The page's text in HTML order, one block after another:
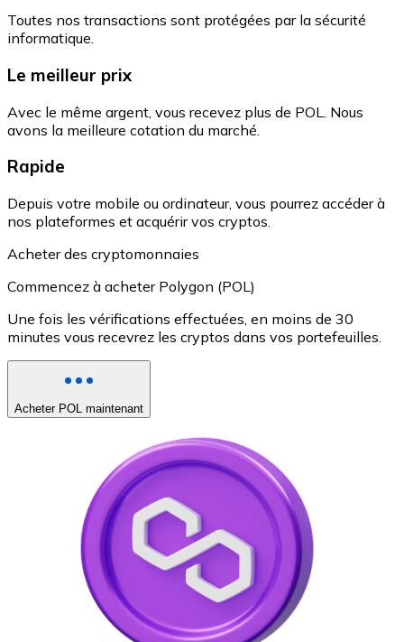
Toutes nos transactions sont protégées par la sécurité
informatique.
Le meilleur prix
Avec le même argent, vous recevez plus de POL. Nous
avons la meilleure cotation du marché.
Rapide
Depuis votre mobile ou ordinateur, vous pourrez accéder à
nos plateformes et acquérir vos cryptos.
Acheter des cryptomonnaies
Commencez à acheter Polygon (POL)
Une fois les vérifications effectuées, en moins de 30
minutes vous recevrez les cryptos dans vos portefeuilles.
Acheter POL maintenant